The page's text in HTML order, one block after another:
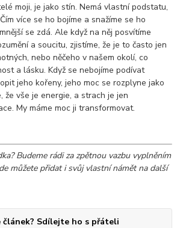
moji, je jako stín. Nemá vlastní podstatu,
více se ho bojíme a snažíme se ho
se zdá. Ale když na něj posvítíme
a soucitu, zjistíme, že je to často jen
nebo něčeho v našem okolí, co
a lásku. Když se nebojíme podívat
jeho kořeny, jeho moc se rozplyne jako
že vše je energie, a strach je jen
My máme moc ji transformovat.
Budeme rádi za zpětnou vazbu vyplněním
můžete přidat i svůj vlastní námět na další
článek? Sdílejte ho s přáteli